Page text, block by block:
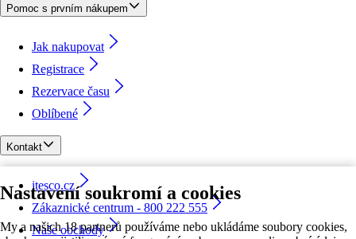
Nastavení soukromí a cookies
My a našich 18 partnerů používáme nebo ukládáme soubory cookies,
Pomoc s prvním nákupem
Jak nakupovat
Registrace
Rezervace času
Oblíbené
Kontakt
itesco.cz
Zákaznické centrum - 800 222 555
Naše obchody